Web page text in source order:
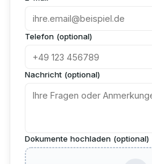
Telefon (optional)
Nachricht (optional)
Dokumente hochladen (optional)